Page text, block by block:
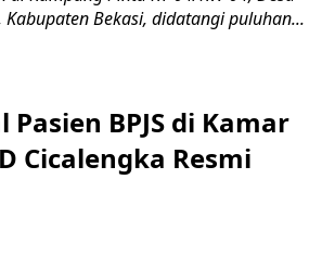
Bekasi, didatangi puluhan...
BPJS di Kamar
Cicalengka Resmi